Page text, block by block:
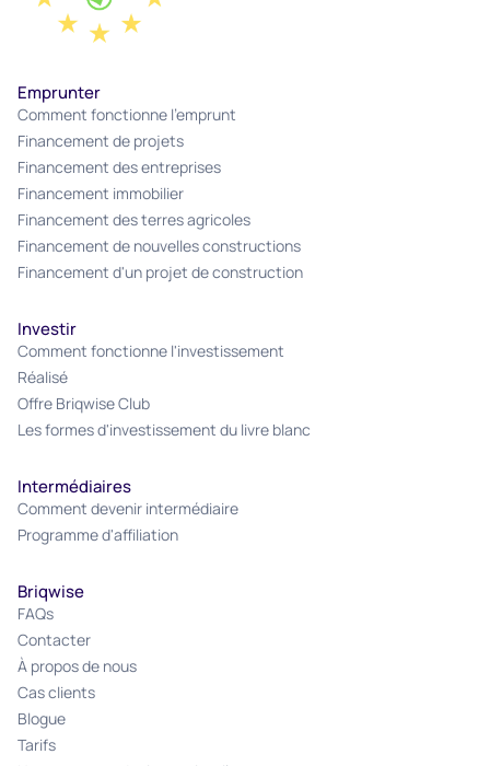
Emprunter
Comment fonctionne l'emprunt
Financement de projets
Financement des entreprises
Financement immobilier
Financement des terres agricoles
Financement de nouvelles constructions
Financement d'un projet de construction
Investir
Comment fonctionne l'investissement
Réalisé
Offre Briqwise Club
Les formes d'investissement du livre blanc
Intermédiaires
Comment devenir intermédiaire
Programme d'affiliation
Briqwise
FAQs
Contacter
À propos de nous
Cas clients
Blogue
Tarifs